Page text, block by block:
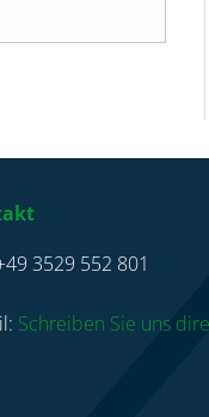
3529 552 801
Schreiben Sie uns